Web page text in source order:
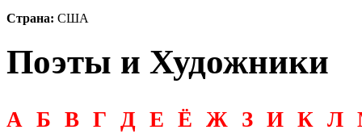
Страна: США
Поэты и Художники
А Б В Г Д Е Ё Ж З И К Л